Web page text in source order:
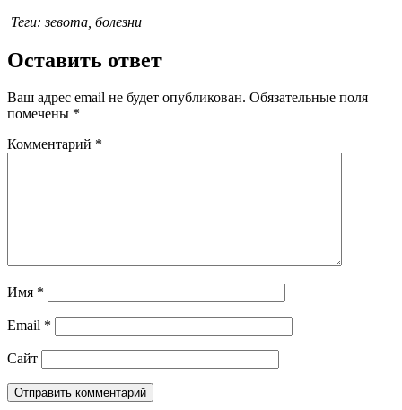
Теги: зевота, болезни
Оставить ответ
Ваш адрес email не будет опубликован. Обязательные поля
помечены *
Комментарий *
Имя *
Email *
Сайт